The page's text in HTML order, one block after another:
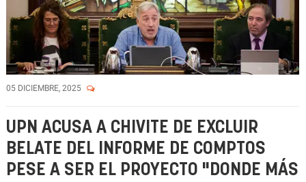
05 DICIEMBRE, 2025
UPN ACUSA A CHIVITE DE EXCLUIR
BELATE DEL INFORME DE COMPTOS
PESE A SER EL PROYECTO "DONDE MÁS